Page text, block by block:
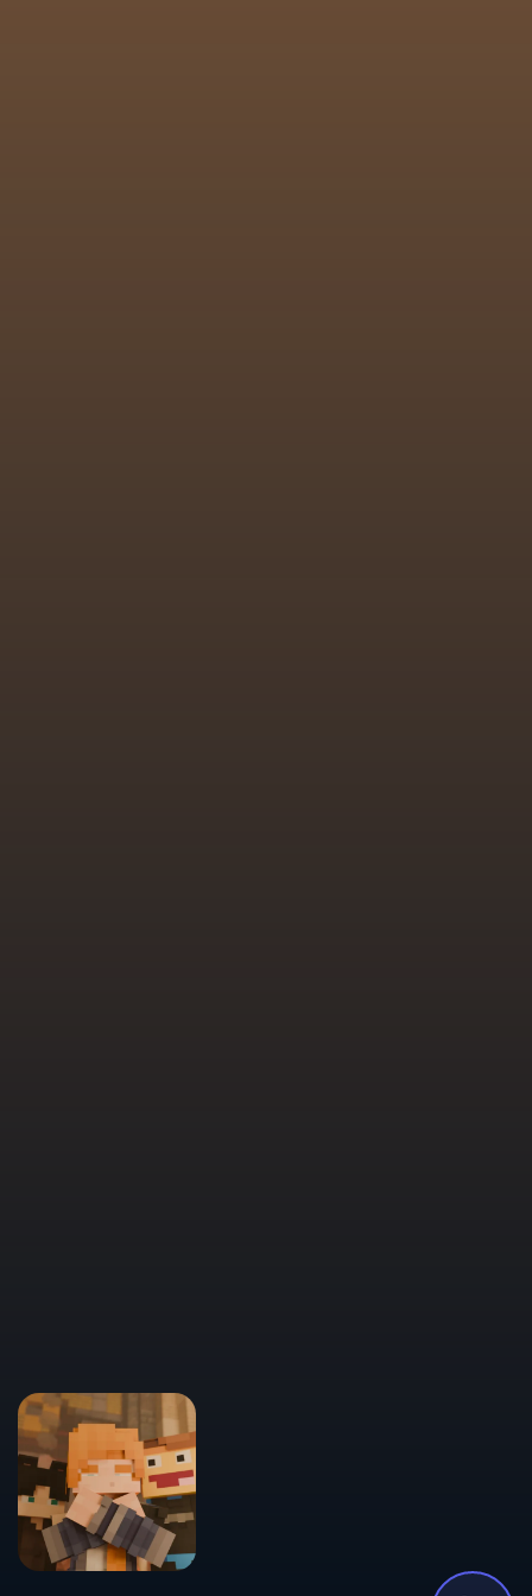
Мы используем файлы cookies для
улучшения вашего опыта на сайте.